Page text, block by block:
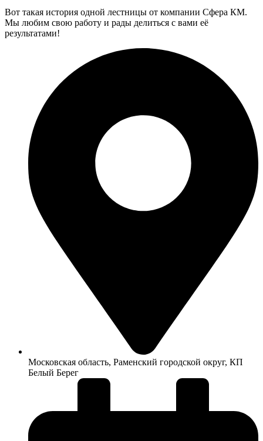
Вот такая история одной лестницы от компании Сфера КМ.
Мы любим свою работу и рады делиться с вами её
результатами!
Московская область, Раменский городской округ, КП
Белый Берег